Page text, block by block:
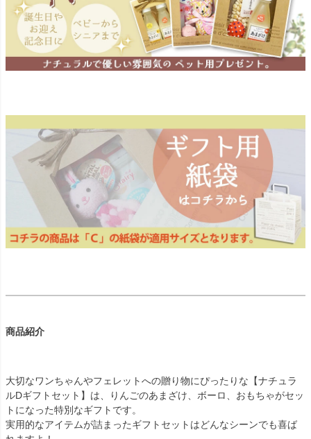
商品紹介
大切なワンちゃんやフェレットへの贈り物にぴったりな【ナチュラ
ルDギフトセット】は、りんごのあまざけ、ボーロ、おもちゃがセッ
トになった特別なギフトです。
実用的なアイテムが詰まったギフトセットはどんなシーンでも喜ば